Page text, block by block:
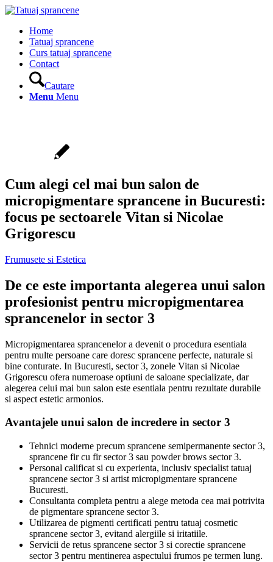
Home
Tatuaj sprancene
Curs tatuaj sprancene
Contact
Cautare
Menu Menu
Cum alegi cel mai bun salon de
micropigmentare sprancene in Bucuresti:
focus pe sectoarele Vitan si Nicolae
Grigorescu
Frumusete si Estetica
De ce este importanta alegerea unui salon
profesionist pentru micropigmentarea
sprancenelor in sector 3
Micropigmentarea sprancenelor a devenit o procedura esentiala
pentru multe persoane care doresc sprancene perfecte, naturale si
bine conturate. In Bucuresti, sector 3, zonele Vitan si Nicolae
Grigorescu ofera numeroase optiuni de saloane specializate, dar
alegerea celui mai bun salon este esentiala pentru rezultate durabile
si aspect estetic armonios.
Avantajele unui salon de incredere in sector 3
Tehnici moderne precum sprancene semipermanente sector 3,
sprancene fir cu fir sector 3 sau powder brows sector 3.
Personal calificat si cu experienta, inclusiv specialist tatuaj
sprancene sector 3 si artist micropigmentare sprancene
Bucuresti.
Consultanta completa pentru a alege metoda cea mai potrivita
de pigmentare sprancene sector 3.
Utilizarea de pigmenti certificati pentru tatuaj cosmetic
sprancene sector 3, evitand alergiile si iritatiile.
Servicii de retus sprancene sector 3 si corectie sprancene
sector 3 pentru mentinerea aspectului frumos pe termen lung.